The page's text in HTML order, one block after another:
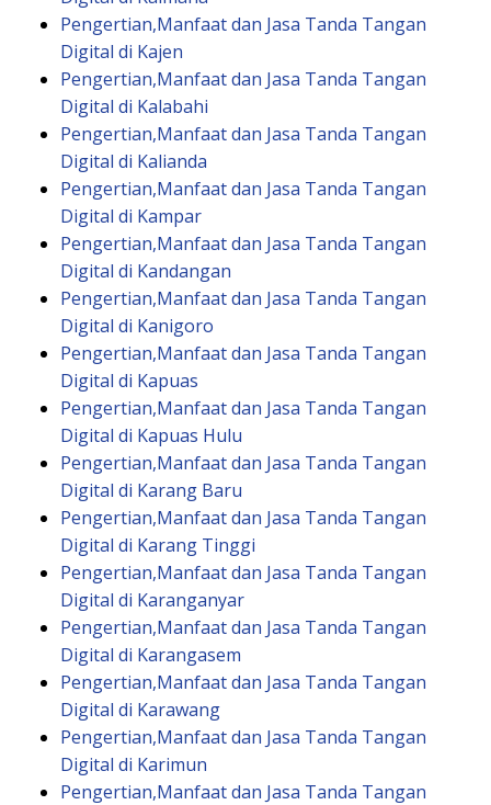
Pengertian,Manfaat dan Jasa Tanda Tangan
Digital di Kajen
Pengertian,Manfaat dan Jasa Tanda Tangan
Digital di Kalabahi
Pengertian,Manfaat dan Jasa Tanda Tangan
Digital di Kalianda
Pengertian,Manfaat dan Jasa Tanda Tangan
Digital di Kampar
Pengertian,Manfaat dan Jasa Tanda Tangan
Digital di Kandangan
Pengertian,Manfaat dan Jasa Tanda Tangan
Digital di Kanigoro
Pengertian,Manfaat dan Jasa Tanda Tangan
Digital di Kapuas
Pengertian,Manfaat dan Jasa Tanda Tangan
Digital di Kapuas Hulu
Pengertian,Manfaat dan Jasa Tanda Tangan
Digital di Karang Baru
Pengertian,Manfaat dan Jasa Tanda Tangan
Digital di Karang Tinggi
Pengertian,Manfaat dan Jasa Tanda Tangan
Digital di Karanganyar
Pengertian,Manfaat dan Jasa Tanda Tangan
Digital di Karangasem
Pengertian,Manfaat dan Jasa Tanda Tangan
Digital di Karawang
Pengertian,Manfaat dan Jasa Tanda Tangan
Digital di Karimun
Pengertian,Manfaat dan Jasa Tanda Tangan